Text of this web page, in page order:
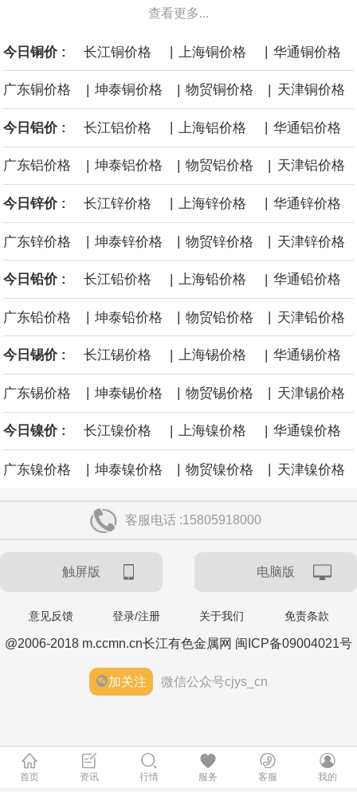
计划建造的15艘核动力“特朗普级”（Trump-class）战列舰，从研发
到采购的总费用可能高达2750亿美元，为美国有史以来最昂贵的水
面战舰项目之一。 根据CBO的初步估算，首舰造价约234亿美元，
后续14艘平均每艘约180亿美元。
黄金价格有望录得自今年1月以来最大单周涨幅。油价走弱为金价提
供支撑，同时投资者正等待美国非农就业数据，以寻找美国利率前
景的线索。StoneX高级分析师马特·辛普森表示，中东和平前景改善
海力士：龙仁工厂将生产高带宽内存（HBM）及其他下一代动态随
机存取存储器（DRAM）。
查看更多...
今日铜价 : 长江铜价格 | 上海铜价格 | 华通铜价格
广东铜价格 | 坤泰铜价格 | 物贸铜价格 | 天津铜价格
今日铝价 : 长江铝价格 上海铝价格 华通铝价格
广东铝价格 | 坤泰铝价格 | 物贸铝价格 | 天津铝价格
今日锌价 : 长江锌价格 上海锌价格 华通锌价格
广东锌价格 | 坤泰锌价格 | 物贸锌价格 | 天津锌价格
今日铅价 : 长江铅价格 | 上海铅价格 | 华通铅价格
广东铅价格 坤泰铅价格 物贸铅价格 天津铅价格
今日锡价 : 长江锡价格 | 上海锡价格 | 华通锡价格
广东锡价格 坤泰锡价格 物贸锡价格 天津锡价格
今日镍价 : 长江镍价格 | 上海镍价格 | 华通镍价格
广东镍价格 | 坤泰镍价格 | 物贸镍价格 | 天津镍价格
客服电话 :15805918000
触屏版 电脑版
意见反馈 登录/注册 关于我们 免责条款
@2006-2018 m.ccmn.cn长江有色金属网 闽ICP备09004021号
加关注 微信公众号cjys_cn
首页 资讯 行情 服务 客服 我的